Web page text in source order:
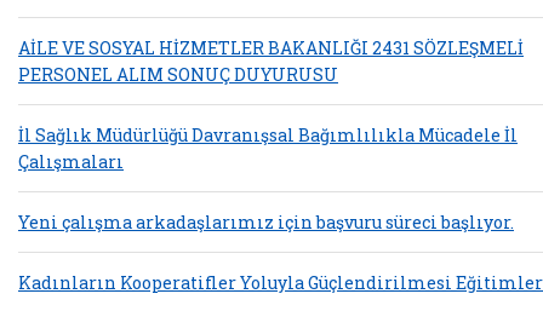
AİLE VE SOSYAL HİZMETLER BAKANLIĞI 2431 SÖZLEŞMELİ
PERSONEL ALIM SONUÇ DUYURUSU
İl Sağlık Müdürlüğü Davranışsal Bağımlılıkla Mücadele İl
Çalışmaları
Yeni çalışma arkadaşlarımız için başvuru süreci başlıyor.
Kadınların Kooperatifler Yoluyla Güçlendirilmesi